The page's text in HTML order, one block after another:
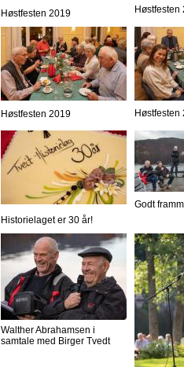
Høstfesten 2019 Høstfesten
Høstfesten 2019 Høstfesten
Historielaget er 30 år!
Godt
Walther Abrahamsen i
samtale med Birger Tvedt